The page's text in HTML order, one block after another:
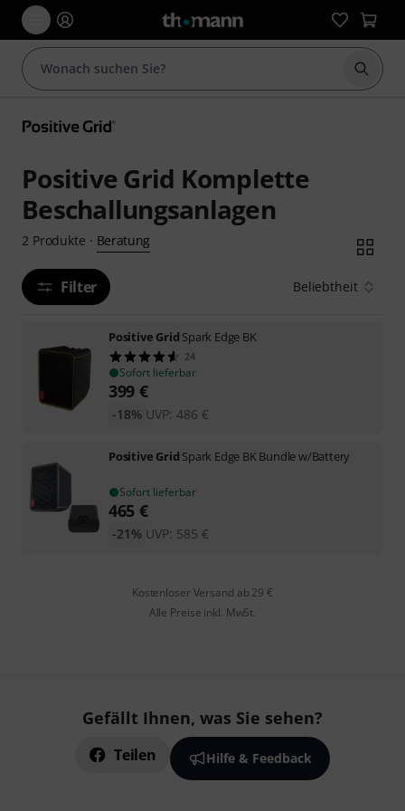
Suche
Positive Grid Komplette
Beschallungsanlagen
2 Produkte · Beratung
Filter Beliebtheit
Positive Grid Spark Edge BK
24
Sofort lieferbar
399 €
UVP: 486 €
-18%
Positive Grid Spark Edge BK Bundle w/Battery
Sofort lieferbar
465 €
UVP: 585 €
-21%
Kostenloser Versand ab 29 €
Alle Preise inkl. MwSt.
Gefällt Ihnen, was Sie sehen?
Teilen Hilfe & Feedback